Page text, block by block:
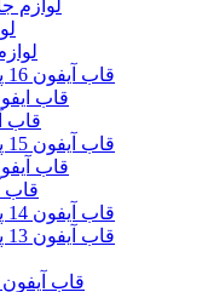
لوازم
لوازم
قاب آیفون 16 پرومکس و لوازم جانبی
قاب ایفون 16 پرو و لوازم
قاب آیفون
قاب آیفون 15 پرومکس و لوازم جانبی
قاب آیفون 15 پرو و لوازم
قاب آیفون
قاب آیفون 14 پرومکس و لوازم جانبی
قاب آیفون 13 پرومکس و لوازم جانبی
قاب آیفون 14 پلاس و لوازم جانبی